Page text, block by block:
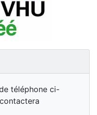
téléphone ci-